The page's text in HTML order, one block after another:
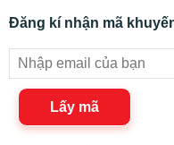
Đăng kí nhận mã
Lấy mã